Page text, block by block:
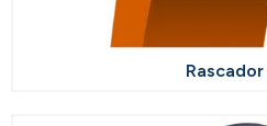
Rascador